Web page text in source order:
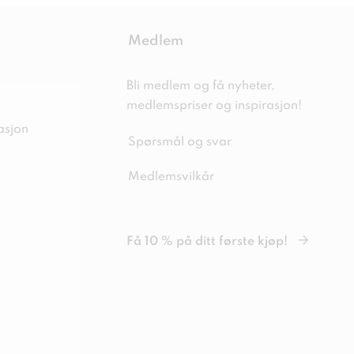
Medlem
Bli medlem og få nyheter,
medlemspriser og inspirasjon!
Spørsmål og svar
Medlemsvilkår
Få 10 % på ditt første kjøp!